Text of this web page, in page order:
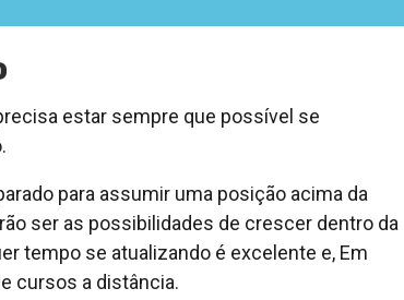
estar sempre que possível se
para assumir uma posição acima da
ser as possibilidades de crescer dentro da
tempo se atualizando é excelente e, Em
cursos a distância.